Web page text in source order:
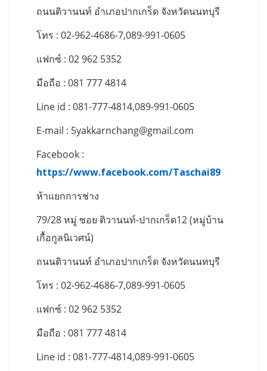
ถนนติวานนท์ อำเภอปากเกร็ด จังหวัดนนทบุรี
โทร : 02-962-4686-7,089-991-0605
แฟกซ์ : 02 962 5352
มือถือ : 081 777 4814
Line id : 081-777-4814,089-991-0605
E-mail : 5yakkarnchang@gmail.com
Facebook :
https://www.facebook.com/Taschai89
ห้าแยกการช่าง
79/28 หมู่ ซอย ติวานนท์-ปากเกร็ด12 (หมู่บ้าน
เกื้อกูลนิเวศน์)
ถนนติวานนท์ อำเภอปากเกร็ด จังหวัดนนทบุรี
โทร : 02-962-4686-7,089-991-0605
แฟกซ์ : 02 962 5352
มือถือ : 081 777 4814
Line id : 081-777-4814,089-991-0605